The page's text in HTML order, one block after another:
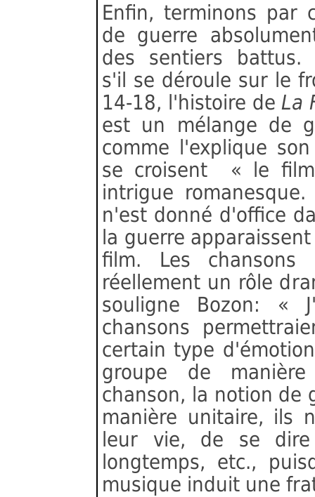
Enfin, terminons par
de guerre
des sentiers battus.
s'il se déroule sur le
14-18, l'histoire deLa
est un mélange de
comme l'explique
se croisent « le
intrigue
n'est donné d'office
la guerre
film. Les
réellement un rôle
souligne Bozon: «
chansons
certain type
groupe de
chanson, la notion de
manière unitaire, ils
leur vie, de se
longtemps, etc.,
musique induit une